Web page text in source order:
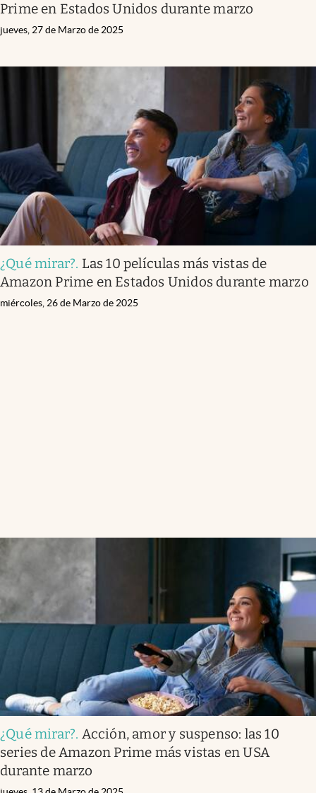
Prime en Estados Unidos durante marzo
jueves, 27 de Marzo de 2025
¿Qué mirar?. Las 10 películas más vistas de
Amazon Prime en Estados Unidos durante marzo
miércoles, 26 de Marzo de 2025
¿Qué mirar?. Acción, amor y suspenso: las 10
series de Amazon Prime más vistas en USA
durante marzo